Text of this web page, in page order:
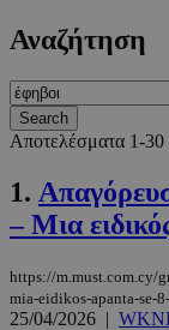
Αναζήτηση
Αποτελέσματα 1-30
1.
– Μια
https://m.must.com.cy/
mia-eidikos-apanta-se-
25/04/2026 |